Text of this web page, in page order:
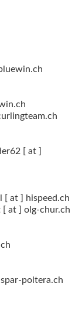
[ at ]
[ at ] hispeed.ch
[ at ] olg-chur.ch
poltera.ch